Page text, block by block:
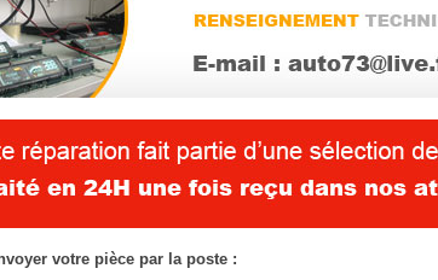
votre pièce par la poste :